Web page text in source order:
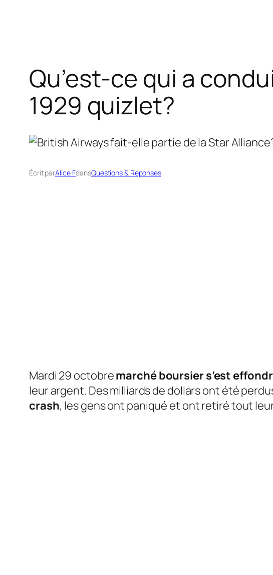
Qu’est-ce qui a
1929 quizlet?
Écrit parAlice F.dansQuestions & Réponses
Mardi 29 octobremarché boursier s’est
leur argent. Des milliards de dollars ont été
crash, les gens ont paniqué et ont retiré tout